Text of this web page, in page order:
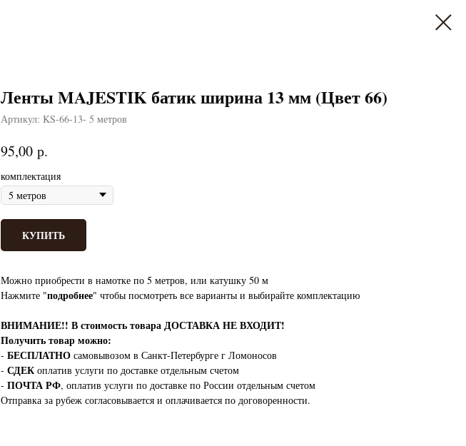
Ленты MAJESTIK батик ширина 13 мм (Цвет 66)
Артикул: KS-66-13- 5 метров
95,00 р.
комплектация
КУПИТЬ
Можно приобрести в намотке по 5 метров, или катушку 50 м
Нажмите "подробнее" чтобы посмотреть все варианты и выбирайте комплектацию
ВНИМАНИЕ!! В стоимость товара ДОСТАВКА НЕ ВХОДИТ!
Получить товар можно:
- БЕСПЛАТНО самовывозом в Санкт-Петербурге г Ломоносов
- СДЕК оплатив услуги по доставке отдельным счетом
- ПОЧТА РФ, оплатив услуги по доставке по России отдельным счетом
Отправка за рубеж согласовывается и оплачивается по договоренности.